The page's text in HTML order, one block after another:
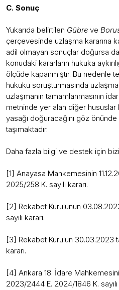
C. Sonuç
Yukarıda belirtilen Gübre ve
çerçevesinde uzlaşma kararına
adil olmayan sonuçlar doğursa
konudaki kararların hukuka
ölçüde kapanmıştır. Bu nedenle
hukuku soruşturmasında
uzlaşmanın tamamlanmasının
metninde yer alan diğer hususlar
yasağı doğuracağını göz
taşımaktadır.
Daha fazla bilgi ve destek için
[1] Anayasa Mahkemesinin
2025/258 K. sayılı kararı.
[2] Rekabet Kurulunun
sayılı kararı.
[3] Rekabet Kurulun 30.03.2023
kararı.
[4] Ankara 18. İdare
2023/2444 E. 2024/1846 K. sayılı